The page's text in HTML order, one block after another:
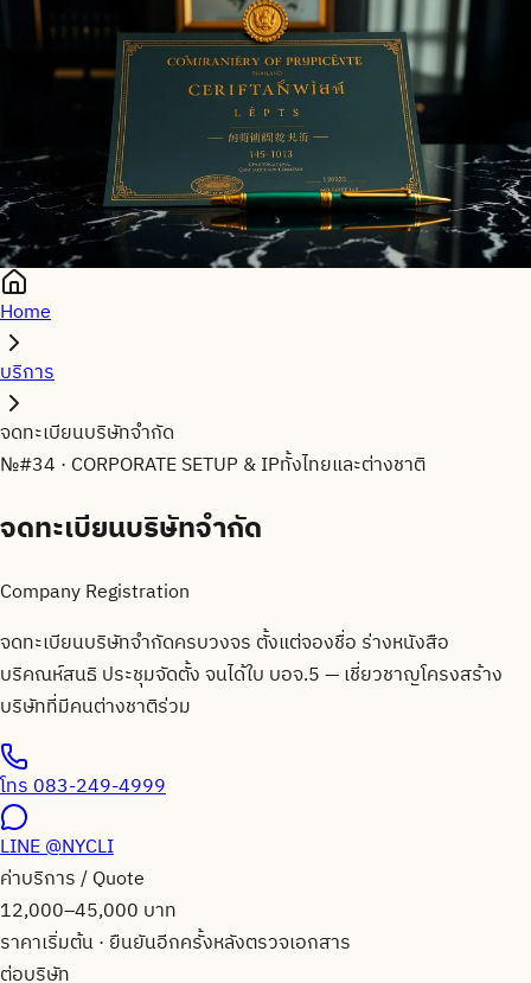
Home
บริการ
จดทะเบียนบริษัทจำกัด
№#34 · CORPORATE SETUP & IPทั้งไทยและต่างชาติ
จดทะเบียนบริษัทจำกัด
Company Registration
จดทะเบียนบริษัทจำกัดครบวงจร ตั้งแต่จองชื่อ ร่างหนังสือ
บริคณห์สนธิ ประชุมจัดตั้ง จนได้ใบ บอจ.5 — เชี่ยวชาญโครงสร้าง
บริษัทที่มีคนต่างชาติร่วม
โทร083-249-4999
LINE@NYCLI
ค่าบริการ / Quote
12,000–45,000 บาท
ราคาเริ่มต้น · ยืนยันอีกครั้งหลังตรวจเอกสาร
ต่อบริษัท